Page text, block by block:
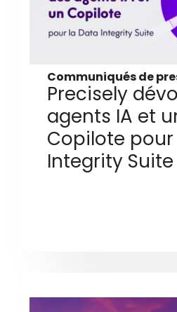
Communiqués de
Precisely
agents IA et
Copilote
Integrity Suite